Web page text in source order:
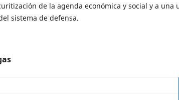
de la agenda económica y social y a una
sistema de defensa.